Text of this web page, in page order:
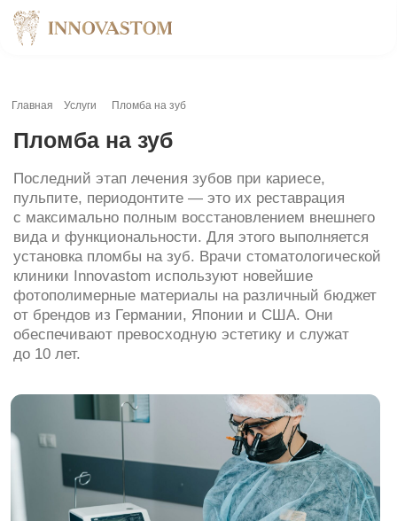
Пломба на зуб
Последний этап лечения зубов при кариесе,
с максимально полным восстановлением внешнего
вида и функциональности. Для этого выполняется
установка пломбы на зуб. Врачи стоматологической
клиники Innovastom используют новейшие
фотополимерные материалы на различный бюджет
от брендов из Германии, Японии и США. Они
обеспечивают превосходную эстетику и служат
до 10 лет.